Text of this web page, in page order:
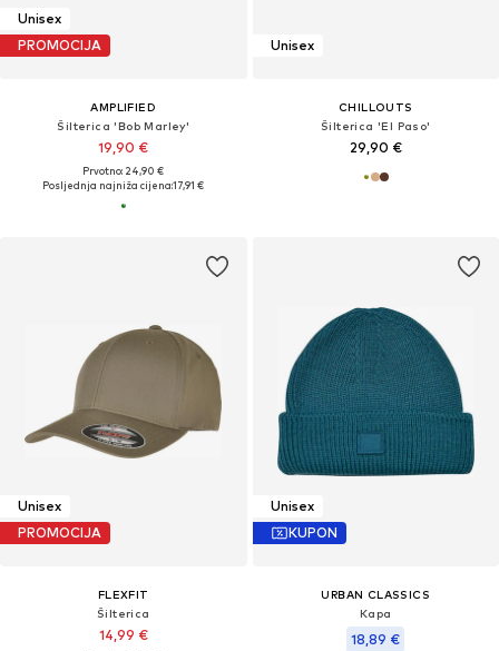
Unisex
PROMOCIJA
AMPLIFIED
Šilterica 'Bob Marley'
19,90 €
Prvotno: 24,90 €
Posljednja najniža cijena:17,91 €
Unisex
CHILLOUTS
Šilterica 'El Paso'
29,90 €
Unisex
PROMOCIJA
FLEXFIT
Šilterica
14,99 €
Unisex
KUPON
URBAN CLASSICS
Kapa
18,89 €